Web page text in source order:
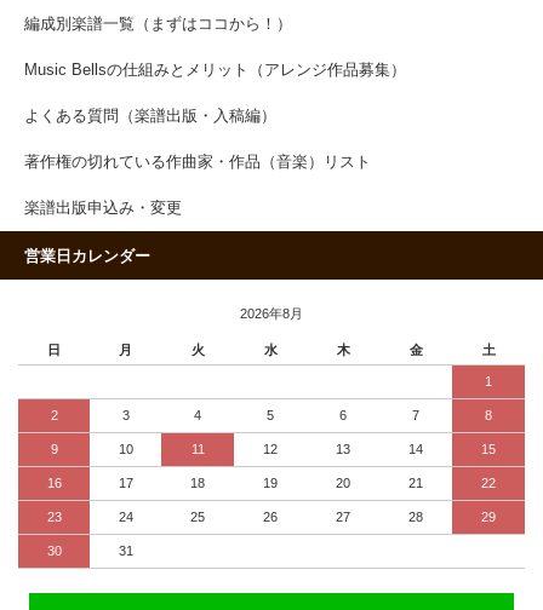
編成別楽譜一覧（まずはココから！）
Music Bellsの仕組みとメリット（アレンジ作品募集）
よくある質問（楽譜出版・入稿編）
著作権の切れている作曲家・作品（音楽）リスト
楽譜出版申込み・変更
営業日カレンダー
2026年8月
日 月 火 水 木 金 土
1
2 3 4 5 6 7 8
9 10 11 12 13 14 15
16 17 18 19 20 21 22
23 24 25 26 27 28 29
30 31